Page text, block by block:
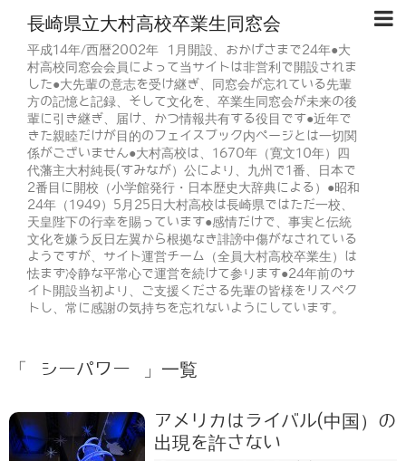
長崎県立大村高校卒業生同窓会
平成14年/西暦2002年 1月開設、おかげさまで24年●大
村高校同窓会会員によって当サイトは非営利で開設されま
した●大先輩の意志を受け継ぎ、同窓会が忘れている先輩
方の記憶と記録、そして文化を、卒業生同窓会が未来の後
輩に引き継ぎ、届け、かつ情報共有する役目です●近年で
きた親睦だけが目的のフェイスブック内ページとは一切関
係がございません●大村高校は、1670年（寛文10年）四
代藩主大村純長(すみなが）公により、九州で1番、日本で
2番目に開校（小学館発行・日本歴史大辞典による）●昭和
24年（1949）5月25日大村高校は長崎県ではただ一校、
天皇陛下の行幸を賜っています●感情だけで、事実と伝統
文化を嫌う反日左翼から根拠なき誹謗中傷がなされている
ようですが、サイト運営チーム（全員大村高校卒業生）は
怯まず冷静な平常心で運営を続けて参ります●24年前のサ
イト開設当初より、ご支援くださる先輩の皆様をリスペク
トし、常に感謝の気持ちを忘れないようにしています。
「 シーパワー 」一覧
アメリカはライバル(中国）の
出現を許さない